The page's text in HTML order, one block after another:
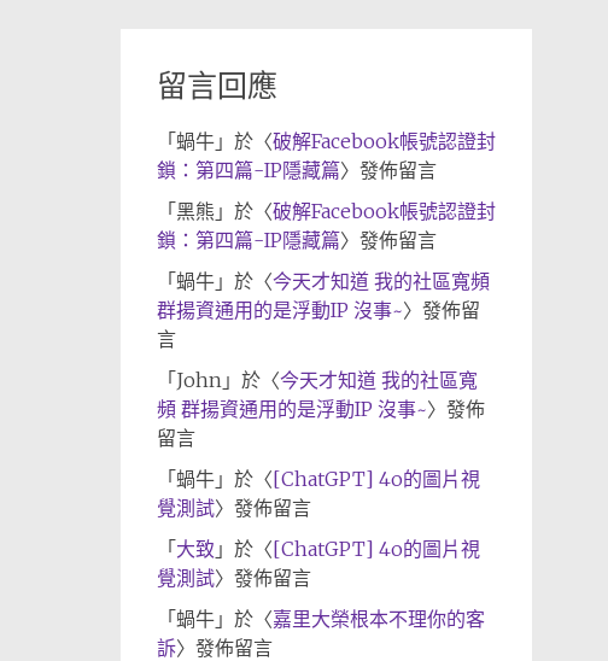
留言回應
「 蝸牛」於〈破解Facebook帳號認證封
鎖：第四篇-IP隱藏篇〉發佈留言
「 黑熊 」於〈破解Facebook帳號認證封
鎖：第四篇-IP隱藏篇〉發佈留言
「 蝸牛」於〈今天才知道 我的社區寬頻
群揚資通用的是浮動IP 沒事~〉發佈留
言
「 John」於〈今天才知道 我的社區寬
頻 群揚資通用的是浮動IP 沒事~〉發佈
留言
「 蝸牛」於〈[ChatGPT] 4o的圖片視
覺測試〉發佈留言
「 大致 」於〈[ChatGPT] 4o的圖片視
覺測試〉發佈留言
「 蝸牛」於〈嘉里大榮根本不理你的客
訴〉發佈留言